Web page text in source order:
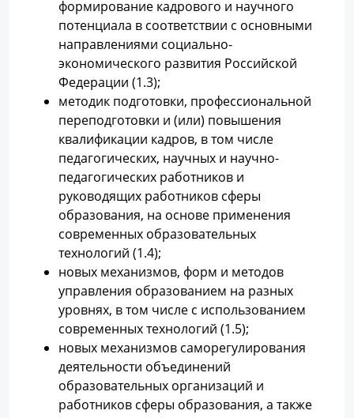
формирование кадрового и научного
потенциала в соответствии с основными
направлениями социально-
экономического развития Российской
Федерации (1.3);
методик подготовки, профессиональной
переподготовки и (или) повышения
квалификации кадров, в том числе
педагогических, научных и научно-
педагогических работников и
руководящих работников сферы
образования, на основе применения
современных образовательных
технологий (1.4);
новых механизмов, форм и методов
управления образованием на разных
уровнях, в том числе с использованием
современных технологий (1.5);
новых механизмов саморегулирования
деятельности объединений
образовательных организаций и
работников сферы образования, а также